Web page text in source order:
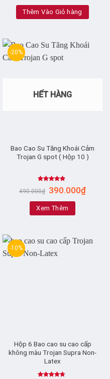
Thêm Vào Giỏ hàng
-20%
HẾT HÀNG
Bao Cao Su Tăng Khoái Cảm
Trojan G spot ( Hộp 10 )
Rated 5.00
out of 5
490.000₫ 390.000₫
Xem Thêm
-10%
Hộp 6 Bao cao su cao cấp
không màu Trojan Supra Non-
Latex